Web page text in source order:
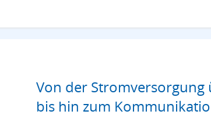
Von der
bis hin zum